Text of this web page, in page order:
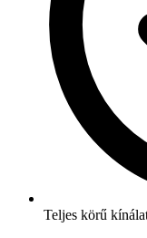
Teljes körű